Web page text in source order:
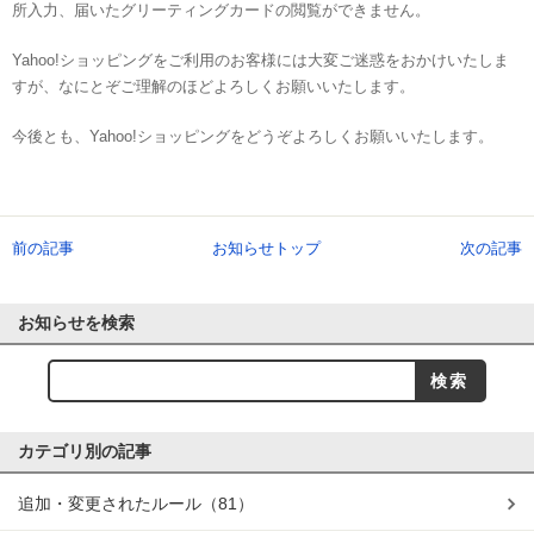
所入力、届いたグリーティングカードの閲覧ができません。
Yahoo!ショッピングをご利用のお客様には大変ご迷惑をおかけいたしま
すが、なにとぞご理解のほどよろしくお願いいたします。
今後とも、Yahoo!ショッピングをどうぞよろしくお願いいたします。
前の記事 お知らせトップ 次の記事
お知らせを検索
カテゴリ別の記事
追加・変更されたルール （81）